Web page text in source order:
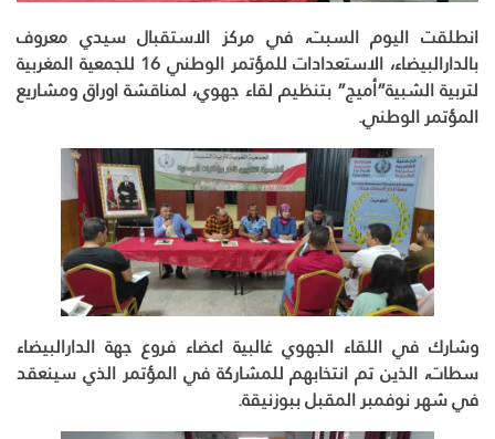
انطلقت اليوم السبت، في مركز الاستقبال سيدي معروف
بالدارالبيضاء، الاستعدادات للمؤتمر الوطني 16 للجمعية المغربية
لتربية الشبية”أميج” بتنظيم لقاء جهوي، لمناقشة اوراق ومشاريع
المؤتمر الوطني.
وشارك في اللقاء الجهوي غالبية اعضاء فروع جهة الدارالبيضاء
سطات، الذين تم انتخابهم للمشاركة في المؤتمر الذي سينعقد
في شهر نوفمبر المقبل ببوزنيقة.